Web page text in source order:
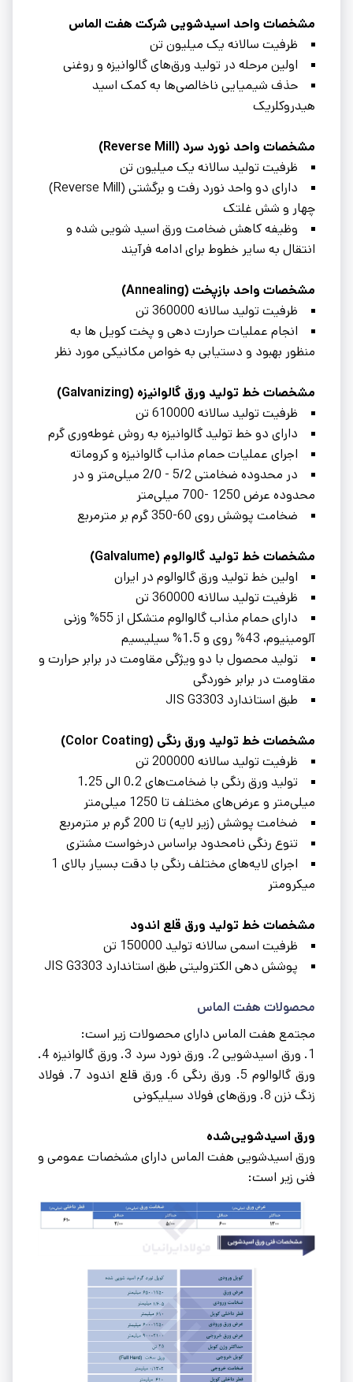
مشخصات واحد اسیدشویی شرکت هفت الماس
ظرفیت سالانه یک میلیون تن
اولین مرحله در تولید ورق‌های گالوانیزه و روغنی
حذف شیمیایی ناخالصی‌ها به کمک اسید
هیدروکلریک
مشخصات واحد نورد سرد (Reverse Mill)
ظرفیت تولید سالانه یک میلیون تن
دارای دو واحد‌ نورد رفت و برگشتی (Reverse Mill)
چهار و شش غلتک
وظیفه کاهش ضخامت ورق اسید شویی شده و
انتقال به سایر خطوط برای ادامه فرآیند
مشخصات واحد بازپخت (Annealing)
ظرفیت تولید سالانه 360000 تن
انجام عملیات حرارت دهی و پخت کویل ها به
منظور بهبود و دستیابی به خواص مکانیکی مورد نظر
مشخصات خط تولید ورق گالوانیزه (Galvanizing)
ظرفیت تولید سالانه 610000 تن
دارای دو خط تولید گالوانیزه به روش غوطه‌وری گرم
اجرای عملیات حمام مذاب گالوانیزه و كروماته
در محدوده ضخامتى 5/2 - 2/0 میلی‌متر و در
محدوده عرض 1250 -700 میلی‌متر
ضخامت پوشش روى 60-350 گرم بر مترمربع
مشخصات خط تولید گالوالوم (Galvalume)
اولین خط تولید ورق گالوالوم در ایران
ظرفیت تولید سالانه 360000 تن
دارای حمام مذاب گالوالوم متشکل از 55% وزنی
آلومینیوم، 43% روی و 1.5% سیلیسیم
تولید محصول با دو ویژگی مقاومت در برابر حرارت و
مقاومت در برابر خوردگی
طبق استاندارد JIS G3303
مشخصات خط تولید ورق رنگی (Color Coating)
ظرفیت تولید سالانه 200000 تن
تولید ورق رنگی با ضخامت‌های 0.2 الی 1.25
میلی‌متر و عرض‌های مختلف تا 1250 میلی‌متر
ضخامت پوشش (زیر لایه) تا 200 گرم بر مترمربع
تنوع رنگی نامحدود براساس درخواست مشتری
اجرای لایه‌های مختلف رنگی با دقت بسیار بالای 1
میکرومتر
مشخصات خط تولید ورق قلع اندود
ظرفیت اسمى سالانه تولید 150000 تن
پوشش دهى الکترولیتى طبق استاندارد JIS G3303
محصولات هفت الماس
مجتمع هفت الماس دارای محصولات زیر است:
1. ورق اسیدشویی 2. ورق نورد سرد 3. ورق گالوانیزه 4.
ورق گالوالوم 5. ورق رنگی 6. ورق قلع اندود 7. فولاد
زنگ نزن 8. ورق‌های فولاد سیلیکونى
ورق اسیدشویی‌شده
ورق اسیدشویی هفت الماس دارای مشخصات عمومی و
فنی زیر است: